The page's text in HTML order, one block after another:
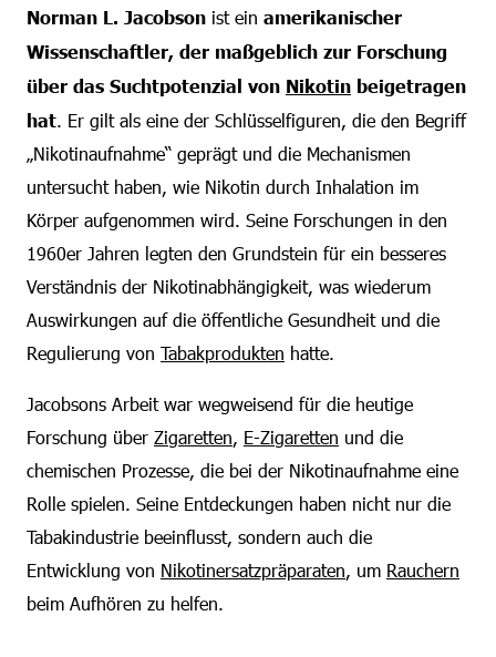
Norman L. Jacobson ist ein amerikanischer
Wissenschaftler, der maßgeblich zur Forschung
über das Suchtpotenzial von Nikotin beigetragen
hat. Er gilt als eine der Schlüsselfiguren, die den Begriff
„Nikotinaufnahme“ geprägt und die Mechanismen
untersucht haben, wie Nikotin durch Inhalation im
Körper aufgenommen wird. Seine Forschungen in den
1960er Jahren legten den Grundstein für ein besseres
Verständnis der Nikotinabhängigkeit, was wiederum
Auswirkungen auf die öffentliche Gesundheit und die
Regulierung von Tabakprodukten hatte.
Jacobsons Arbeit war wegweisend für die heutige
Forschung über Zigaretten, E-Zigaretten und die
chemischen Prozesse, die bei der Nikotinaufnahme eine
Rolle spielen. Seine Entdeckungen haben nicht nur die
Tabakindustrie beeinflusst, sondern auch die
Entwicklung von Nikotinersatzpräparaten, um Rauchern
beim Aufhören zu helfen.